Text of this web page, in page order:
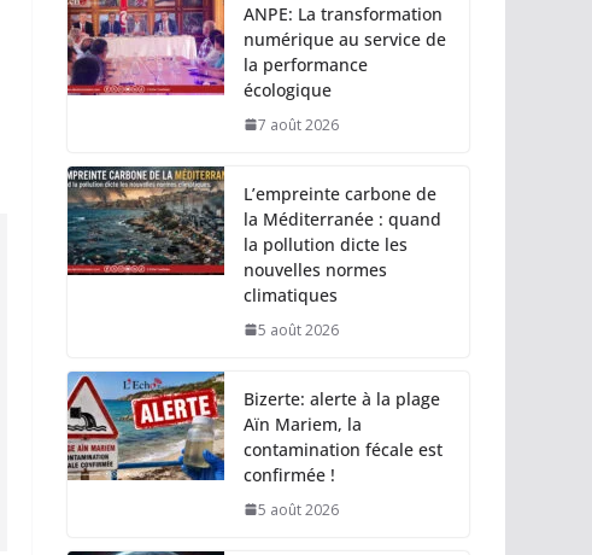
ANPE: La transformation
numérique au service de
la performance
écologique
7 août 2026
L’empreinte carbone de
la Méditerranée : quand
la pollution dicte les
nouvelles normes
climatiques
5 août 2026
Bizerte: alerte à la plage
Aïn Mariem, la
contamination fécale est
confirmée !
5 août 2026